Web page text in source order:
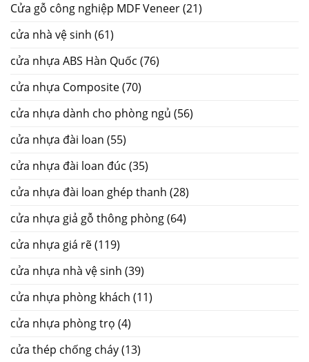
Cửa gỗ công nghiệp MDF Veneer(21)
cửa nhà vệ sinh (61)
cửa nhựa ABS Hàn Quốc (76)
cửa nhựa Composite(70)
cửa nhựa dành cho phòng ngủ (56)
cửa nhựa đài loan (55)
cửa nhựa đài loan đúc (35)
cửa nhựa đài loan ghép thanh (28)
cửa nhựa giả gỗ thông phòng(64)
cửa nhựa giá rẽ(119)
cửa nhựa nhà vệ sinh (39)
cửa nhựa phòng khách (11)
cửa nhựa phòng trọ (4)
cửa thép chống cháy(13)